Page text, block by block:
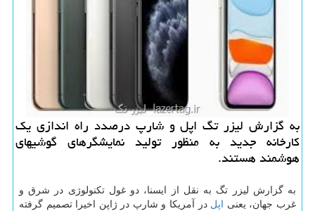
به گزارش لیزر تگ اپل و شارپ درصدد راه اندازی یك
كارخانه جدید به منظور تولید نمایشگرهای گوشیهای
هوشمند هستند.
به گزارش لیزر تگ به نقل از ایسنا، دو غول تكنولوژی در شرق و
غرب جهان، یعنی
اپل در آمریكا و شارپ در ژاپن اخیرا تصمیم گرفته